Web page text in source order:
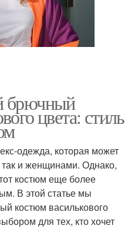
брючный
цвета: стиль
одежда, которая может
и женщинами. Однако,
костюм еще более
В этой статье мы
костюм василькового
для тех, кто хочет